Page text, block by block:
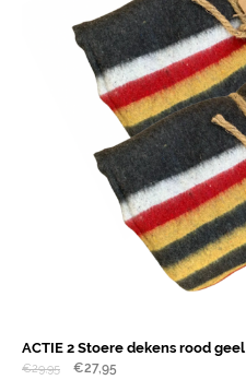
ACTIE 2 Stoere dekens rood
€29,95 €27,95